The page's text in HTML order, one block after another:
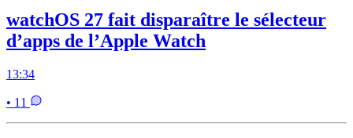
watchOS 27 fait disparaître le sélecteur
d’apps de l’Apple Watch
13:34
• 11